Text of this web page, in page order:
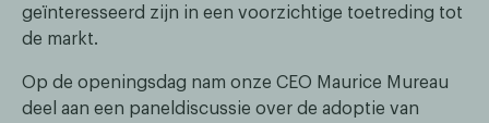
geïnteresseerd zijn in een voorzichtige toetreding tot
de markt.
Op de openingsdag nam onze CEO Maurice Mureau
deel aan een paneldiscussie over de adoptie van